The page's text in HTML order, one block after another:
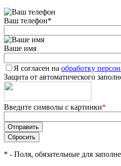
Ваш телефон*
Ваше имя
Я согласен на обработку
Защита от автоматического
Введите символы с картинки*
* - Поля, обязательные для